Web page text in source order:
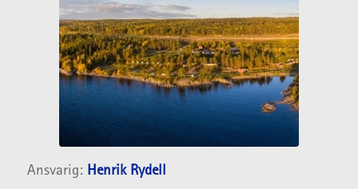
Ansvarig: Henrik Rydell